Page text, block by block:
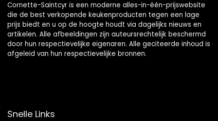
Cornette-Saintcyr is een moderne alles-in-één-prijswebsite
die de best verkopende keukenproducten tegen een lage
prijs biedt en u op de hoogte houdt via dagelijks nieuws en
artikelen. Alle afbeeldingen zijn auteursrechtelijk beschermd
door hun respectievelijke eigenaren. Alle geciteerde inhoud is
afgeleid van hun respectievelijke bronnen.
Snelle Links